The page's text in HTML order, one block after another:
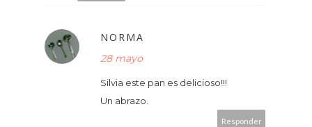
NORMA
28 mayo
Silvia este pan es delicioso!!!
Un abrazo.
Responder